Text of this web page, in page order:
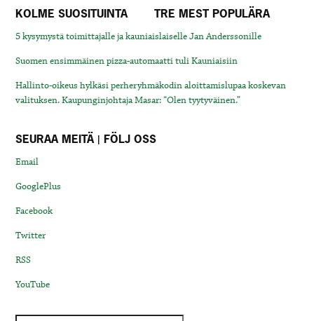
KOLME SUOSITUINTA TRE MEST POPULÄRA
5 kysymystä toimittajalle ja kauniaislaiselle Jan Anderssonille
Suomen ensimmäinen pizza-automaatti tuli Kauniaisiin
Hallinto-oikeus hylkäsi perheryhmäkodin aloittamislupaa koskevan
valituksen. Kaupunginjohtaja Masar: “Olen tyytyväinen.”
SEURAA MEITÄ | FÖLJ OSS
Email
GooglePlus
Facebook
Twitter
RSS
YouTube